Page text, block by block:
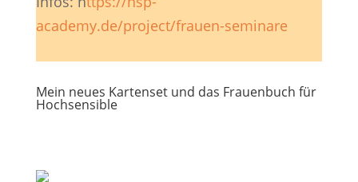
academy.de/project/frauen-seminare
Mein neues Kartenset und das Frauenbuch für
Hochsensible